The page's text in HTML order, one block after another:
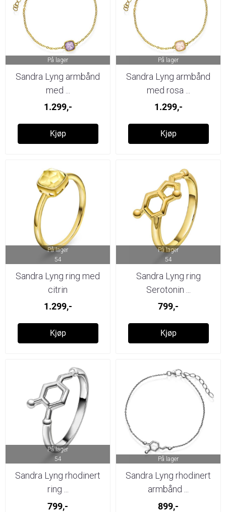
På lager
Sandra Lyng armbånd
med ...
1.299,-
Kjøp
På lager
Sandra Lyng armbånd
med rosa ...
1.299,-
Kjøp
På lager
54
Sandra Lyng ring med
citrin
1.299,-
Kjøp
På lager
54
Sandra Lyng ring
Serotonin ...
799,-
Kjøp
På lager
54
Sandra Lyng rhodinert
ring ...
799,-
På lager
Sandra Lyng rhodinert
armbånd ...
899,-